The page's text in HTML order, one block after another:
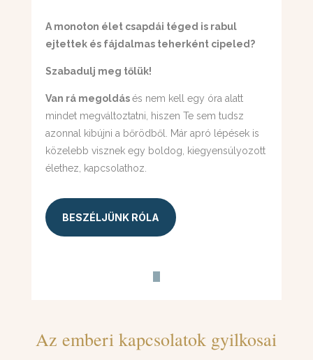
A monoton élet csapdái téged is rabul
ejtettek és fájdalmas teherként cipeled?
Szabadulj meg tőlük!
Van rá megoldásés nem kell egy óra alatt
mindet megváltoztatni, hiszen Te sem tudsz
azonnal kibújni a bőrödből. Már apró lépések is
közelebb visznek egy boldog, kiegyensúlyozott
élethez, kapcsolathoz.
BESZÉLJÜNK RÓLA
Az emberi kapcsolatok gyilkosai